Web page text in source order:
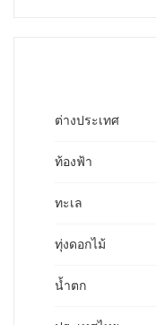
ต่างประเทศ
ท้องฟ้า
ทะเล
ทุ่งดอกไม้
น้ำตก